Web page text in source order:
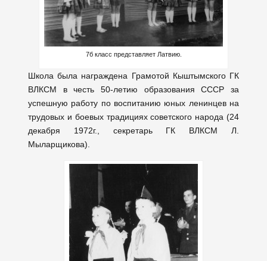
7б класс представляет Латвию.
Школа была награждена Грамотой Кыштымского ГК
ВЛКСМ в честь 50-летию образования СССР за
успешную работу по воспитанию юных ленинцев на
трудовых и боевых традициях советского народа (24
декабря 1972г., секретарь ГК ВЛКСМ Л.
Мыларщикова).